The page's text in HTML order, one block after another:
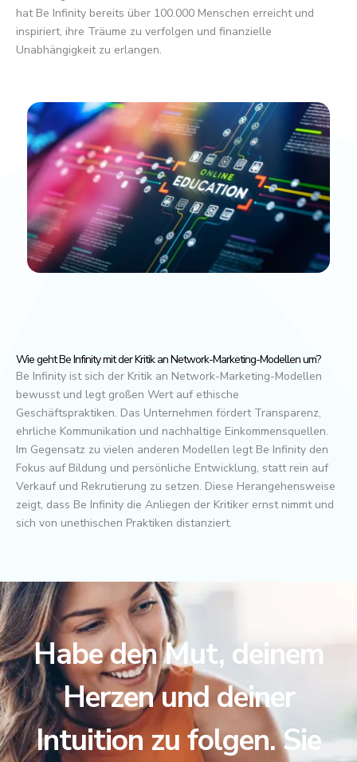
hat Be Infinity bereits über 100.000 Menschen erreicht und
inspiriert, ihre Träume zu verfolgen und finanzielle
Unabhängigkeit zu erlangen.
Wie geht Be Infinity mit der Kritik an Network-Marketing-Modellen um?
Be Infinity ist sich der Kritik an Network-Marketing-Modellen
bewusst und legt großen Wert auf ethische
Geschäftspraktiken. Das Unternehmen fördert Transparenz,
ehrliche Kommunikation und nachhaltige Einkommensquellen.
Im Gegensatz zu vielen anderen Modellen legt Be Infinity den
Fokus auf Bildung und persönliche Entwicklung, statt rein auf
Verkauf und Rekrutierung zu setzen. Diese Herangehensweise
zeigt, dass Be Infinity die Anliegen der Kritiker ernst nimmt und
sich von unethischen Praktiken distanziert.
Habe den Mut, deinem
Herzen und deiner
Intuition zu folgen. Sie